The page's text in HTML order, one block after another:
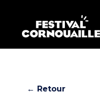
← Retour